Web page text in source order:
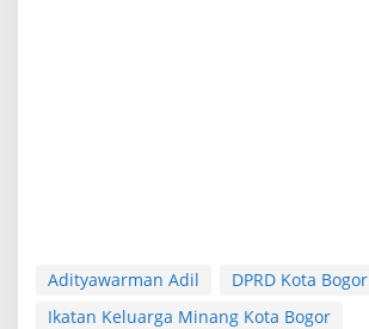
Adityawarman Adil
DPRD Kota Bogor
Ikatan Keluarga Minang Kota Bogor